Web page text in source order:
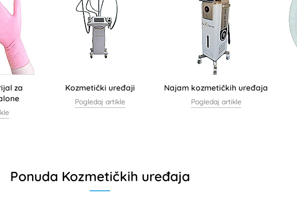
za
Kozmetički uređaji
Pogledaj artikle
Najam kozmetičkih uređaja
Pogledaj artikle
Ponuda Kozmetičkih uređaja